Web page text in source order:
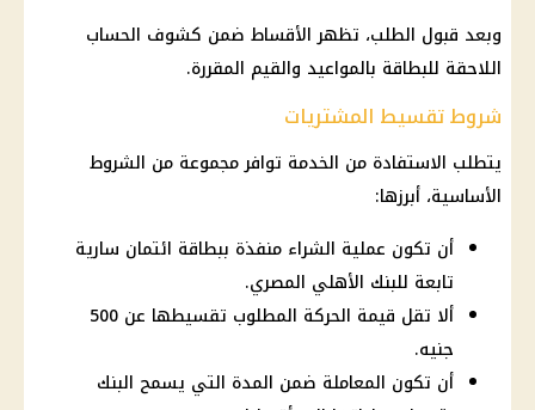
وبعد قبول الطلب، تظهر الأقساط ضمن كشوف الحساب
اللاحقة للبطاقة بالمواعيد والقيم المقررة.
شروط تقسيط المشتريات
يتطلب الاستفادة من الخدمة توافر مجموعة من الشروط
الأساسية، أبرزها:
أن تكون عملية الشراء منفذة ببطاقة ائتمان سارية
تابعة للبنك الأهلي المصري.
ألا تقل قيمة الحركة المطلوب تقسيطها عن 500
جنيه.
أن تكون المعاملة ضمن المدة التي يسمح البنك